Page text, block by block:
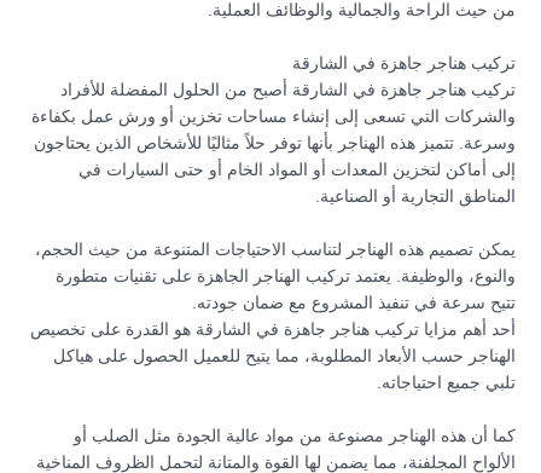
من حيث الراحة والجمالية والوظائف العملية.
تركيب هناجر جاهزة في الشارقة
تركيب هناجر جاهزة في الشارقة أصبح من الحلول المفضلة للأفراد
والشركات التي تسعى إلى إنشاء مساحات تخزين أو ورش عمل بكفاءة
وسرعة. تتميز هذه الهناجر بأنها توفر حلاً مثاليًا للأشخاص الذين يحتاجون
إلى أماكن لتخزين المعدات أو المواد الخام أو حتى السيارات في
المناطق التجارية أو الصناعية.
يمكن تصميم هذه الهناجر لتناسب الاحتياجات المتنوعة من حيث الحجم،
والنوع، والوظيفة. يعتمد تركيب الهناجر الجاهزة على تقنيات متطورة
تتيح سرعة في تنفيذ المشروع مع ضمان جودته.
أحد أهم مزايا تركيب هناجر جاهزة في الشارقة هو القدرة على تخصيص
الهناجر حسب الأبعاد المطلوبة، مما يتيح للعميل الحصول على هياكل
تلبي جميع احتياجاته.
كما أن هذه الهناجر مصنوعة من مواد عالية الجودة مثل الصلب أو
الألواح المجلفنة، مما يضمن لها القوة والمتانة لتحمل الظروف المناخية